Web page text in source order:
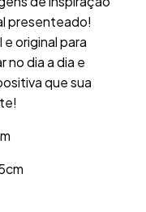
presenteado!
original para
no dia a dia e
que sua